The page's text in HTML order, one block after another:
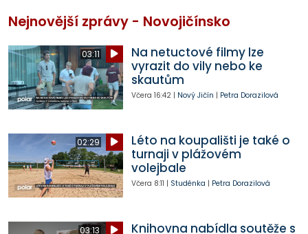
Nejnovější zprávy - Novojičínsko
03:11
Na netuctové filmy lze
vyrazit do vily nebo ke
skautům
Včera 16:42| Nový Jičín | Petra Dorazilová
02:29
Léto na koupališti je také o
turnaji v plážovém
volejbale
Včera 8:11 | Studénka | Petra Dorazilová
03:13
Knihovna nabídla soutěže s